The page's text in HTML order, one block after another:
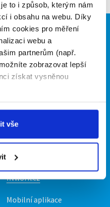
to i způsob, kterým nám
i obsahu na webu. Díky
cookies pro měření
webu a
partnerům (např.
zobrazovat lepší
získat vysněnou
vše
Firmy
Vložit inzerát
Ceník
Propagace
Naše další projekty
Fajn brigády
INwork.cz
Mobilní aplikace